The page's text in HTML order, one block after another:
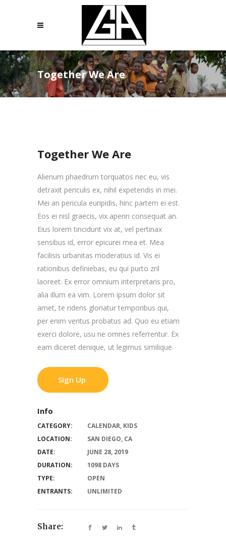
Together We Are
Together We Are
Alienum phaedrum torquatos nec eu, vis
detraxit periculis ex, nihil expetendis in mei.
Mei an pericula euripidis, hinc partem ei est.
Eos ei nisl graecis, vix aperiri consequat an.
Eius lorem tincidunt vix at, vel pertinax
sensibus id, error epicurei mea et. Mea
facilisis urbanitas moderatius id. Vis ei
rationibus definiebas, eu qui purto zril
laoreet. Ex error omnium interpretaris pro,
alia illum ea vim. Lorem ipsum dolor sit
amet, te ridens gloriatur temporibus qui,
per enim veritus probatus ad. Quo eu etiam
exerci dolore, usu ne omnes referrentur. Ex
eam diceret denique, ut legimus similique.
Sign Up
Info
CATEGORY: CALENDAR, KIDS
LOCATION:
SAN DIEGO, CA
DATE:
JUNE 28, 2019
DURATION:
1098 DAYS
TYPE:
OPEN
ENTRANTS:
UNLIMITED
Share: